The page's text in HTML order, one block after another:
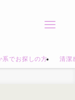
系でお探しの方 清潔